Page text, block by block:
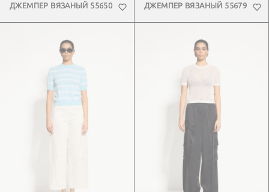
ДЖЕМПЕР ВЯЗАНЫЙ 55650 ДЖЕМПЕР ВЯЗАНЫЙ 55679